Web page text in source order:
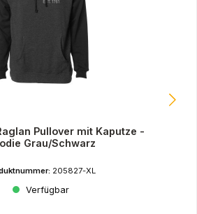
Pullover mit Kaputze -
Grau/Schwarz
205827-XL
Verfügbar